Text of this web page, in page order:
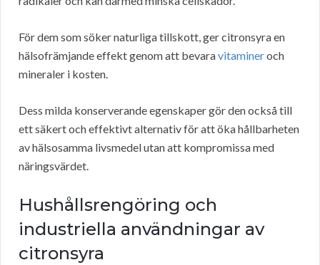
För dem som söker naturliga tillskott, ger citronsyra en
hälsofrämjande effekt genom att bevaravitamineroch
mineraler i kosten.
Dess milda konserverande egenskaper gör den också till
ett säkert och effektivt alternativ för att öka hållbarheten
av hälsosamma livsmedel utan att kompromissa med
näringsvärdet.
Hushållsrengöring och
industriella användningar av
citronsyra